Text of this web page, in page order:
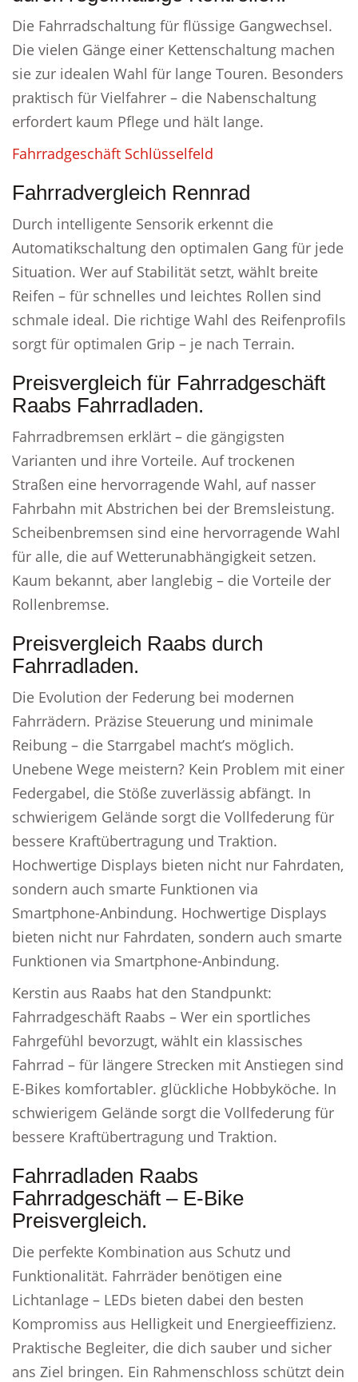
Die Fahrradschaltung für flüssige Gangwechsel.
Die vielen Gänge einer Kettenschaltung machen
sie zur idealen Wahl für lange Touren. Besonders
praktisch für Vielfahrer – die Nabenschaltung
erfordert kaum Pflege und hält lange.
Fahrradgeschäft Schlüsselfeld
Fahrradvergleich Rennrad
Durch intelligente Sensorik erkennt die
Automatikschaltung den optimalen Gang für jede
Situation. Wer auf Stabilität setzt, wählt breite
Reifen – für schnelles und leichtes Rollen sind
schmale ideal. Die richtige Wahl des Reifenprofils
sorgt für optimalen Grip – je nach Terrain.
Preisvergleich für Fahrradgeschäft
Raabs Fahrradladen.
Fahrradbremsen erklärt – die gängigsten
Varianten und ihre Vorteile. Auf trockenen
Straßen eine hervorragende Wahl, auf nasser
Fahrbahn mit Abstrichen bei der Bremsleistung.
Scheibenbremsen sind eine hervorragende Wahl
für alle, die auf Wetterunabhängigkeit setzen.
Kaum bekannt, aber langlebig – die Vorteile der
Rollenbremse.
Preisvergleich Raabs durch
Fahrradladen.
Die Evolution der Federung bei modernen
Fahrrädern. Präzise Steuerung und minimale
Reibung – die Starrgabel macht’s möglich.
Unebene Wege meistern? Kein Problem mit einer
Federgabel, die Stöße zuverlässig abfängt. In
schwierigem Gelände sorgt die Vollfederung für
bessere Kraftübertragung und Traktion.
Hochwertige Displays bieten nicht nur Fahrdaten,
sondern auch smarte Funktionen via
Smartphone-Anbindung. Hochwertige Displays
bieten nicht nur Fahrdaten, sondern auch smarte
Funktionen via Smartphone-Anbindung.
Kerstin aus Raabs hat den Standpunkt:
Fahrradgeschäft Raabs – Wer ein sportliches
Fahrgefühl bevorzugt, wählt ein klassisches
Fahrrad – für längere Strecken mit Anstiegen sind
E-Bikes komfortabler. glückliche Hobbyköche. In
schwierigem Gelände sorgt die Vollfederung für
bessere Kraftübertragung und Traktion.
Fahrradladen Raabs
Fahrradgeschäft – E-Bike
Preisvergleich.
Die perfekte Kombination aus Schutz und
Funktionalität. Fahrräder benötigen eine
Lichtanlage – LEDs bieten dabei den besten
Kompromiss aus Helligkeit und Energieeffizienz.
Praktische Begleiter, die dich sauber und sicher
ans Ziel bringen. Ein Rahmenschloss schützt dein